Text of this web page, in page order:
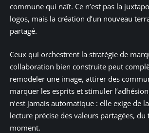
commune qui naît. Ce n’est pas la
logos, mais la création d’un nouveau
partagé.
Ceux qui orchestrent la stratégie de
collaboration bien construite peut
remodeler une image, attirer des
marquer les esprits et stimuler
n’est jamais automatique : elle exige de
lecture précise des valeurs partagées,
moment.